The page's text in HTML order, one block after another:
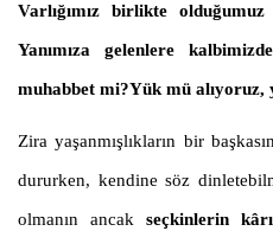
Varlığımız birlikte
Yanımıza gelenlere
muhabbet mi?Yük mü alıyoruz,
Zira yaşanmışlıkların bir
dururken, kendine söz
olmanın ancak seçkinlerin kârı